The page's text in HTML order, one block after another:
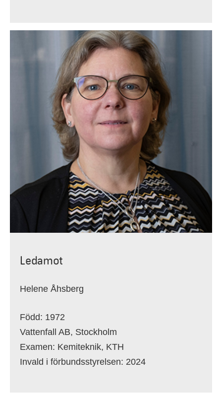
Ledamot
Helene Åhsberg
Född: 1972
Vattenfall AB, Stockholm
Examen: Kemiteknik, KTH
Invald i förbundsstyrelsen: 2024